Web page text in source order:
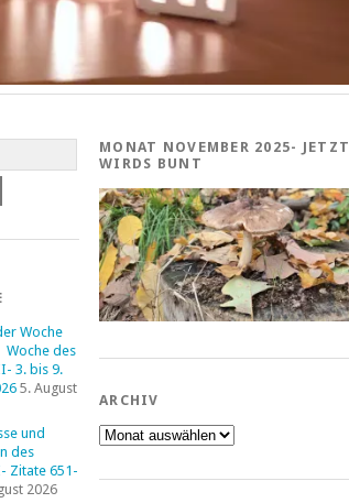
Woche
Woche des
3. bis 9.
5. August
und
des
Zitate 651-
2026
MONAT NOVEMBER 2025- JETZT
WIRDS BUNT
ARCHIV
Archiv